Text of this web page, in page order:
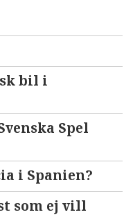
bil i
Spel
i Spanien?
som ej vill